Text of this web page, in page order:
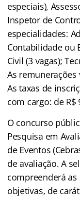
especiais),
Inspetor de
especialidades:
Contabilidade ou
Civil (3 vagas);
As remunerações
As taxas de
com cargo: de R$
O concurso
Pesquisa em
de Eventos
de avaliação. A
compreenderá
objetivas, de